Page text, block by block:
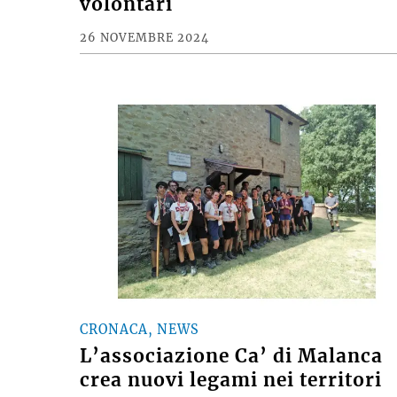
26 NOVEMBRE 2024
CRONACA, NEWS
L’associazione Ca’ di Malanca
crea nuovi legami nei territori